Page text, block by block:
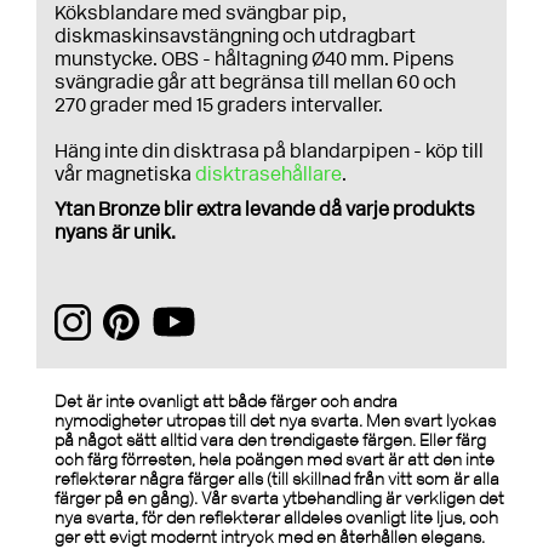
Köksblandare med svängbar pip,
diskmaskinsavstängning och utdragbart
munstycke. OBS - håltagning Ø40 mm. Pipens
svängradie går att begränsa till mellan 60 och
270 grader med 15 graders intervaller.
Häng inte din disktrasa på blandarpipen - köp till
vår magnetiska disktrasehållare.
Ytan Bronze blir extra levande då varje produkts
nyans är unik.
Det är inte ovanligt att både färger och andra
nymodigheter utropas till det nya svarta. Men svart lyckas
på något sätt alltid vara den trendigaste färgen. Eller färg
och färg förresten, hela poängen med svart är att den inte
reflekterar några färger alls (till skillnad från vitt som är alla
färger på en gång). Vår svarta ytbehandling är verkligen det
nya svarta, för den reflekterar alldeles ovanligt lite ljus, och
ger ett evigt modernt intryck med en återhållen elegans.